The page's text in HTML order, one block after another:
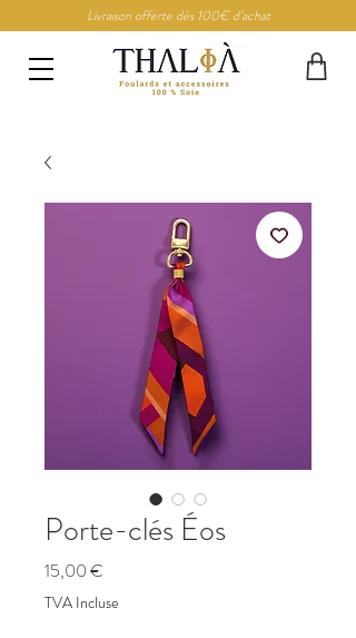
Livraison offerte dès 100€ d’achat
Porte-clés Éos
15,00 €
TVA Incluse